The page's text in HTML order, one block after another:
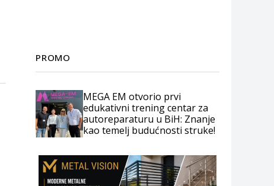
PROMO
MEGA EM otvorio prvi
edukativni trening centar za
autoreparaturu u BiH: Znanje
kao temelj budućnosti struke!